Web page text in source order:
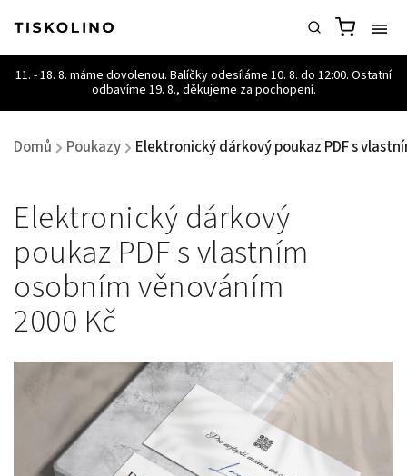
Domů / Poukazy / Elektronický dárkový poukaz PDF s
Elektronický dárkový
poukaz PDF s vlastním
osobním věnováním
2000 Kč